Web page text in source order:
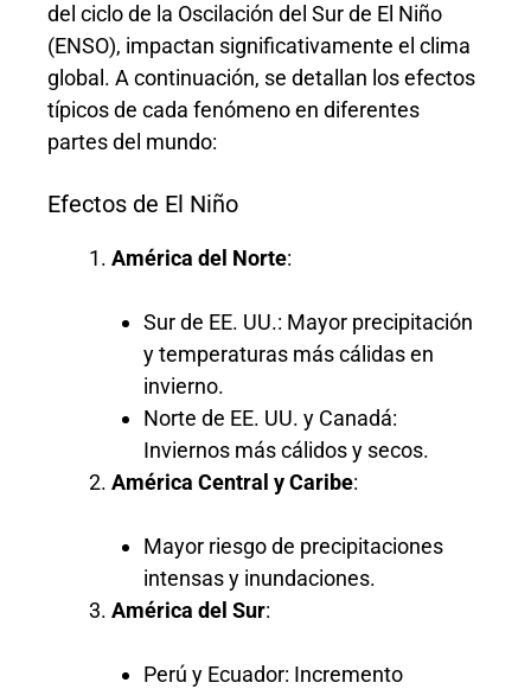
del ciclo de la Oscilación del Sur de El Niño
(ENSO), impactan significativamente el clima
global. A continuación, se detallan los efectos
típicos de cada fenómeno en diferentes
partes del mundo:
Efectos de El Niño
América del Norte:
Sur de EE. UU.: Mayor precipitación
y temperaturas más cálidas en
invierno.
Norte de EE. UU. y Canadá:
Inviernos más cálidos y secos.
América Central y Caribe:
Mayor riesgo de precipitaciones
intensas y inundaciones.
América del Sur:
Perú y Ecuador: Incremento